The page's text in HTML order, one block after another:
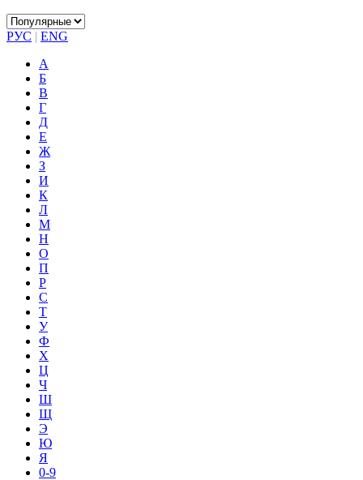
РУС | ENG
А
Б
В
Г
Д
Е
Ж
З
И
К
Л
М
Н
О
П
Р
С
Т
У
Ф
Х
Ц
Ч
Ш
Щ
Э
Ю
Я
0-9